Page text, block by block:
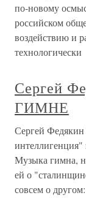
по-новому
российском
воздействию и
технологически
Сергей
ГИМНЕ
Сергей
интеллигенция"
Музыка гимна,
ей о
совсем о